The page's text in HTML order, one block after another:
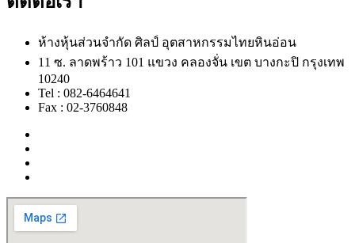
ห้างหุ้นส่วนจำกัด ศิลป์ อุตสาหกรรมไทยหินอ่อน
11 ซ. ลาดพร้าว 101 แขวง คลองจั่น เขต บางกะปิ กรุงเทพ
10240
Tel : 082-6464641
Fax : 02-3760848